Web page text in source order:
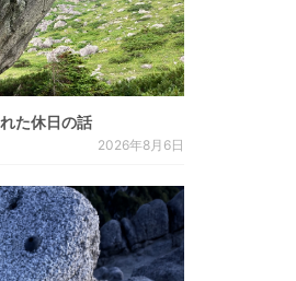
た休日の話
2026年8月6日